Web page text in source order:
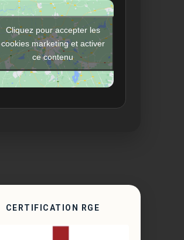
Cliquez pour accepter les
cookies marketing et activer
ce contenu
CERTIFICATION RGE